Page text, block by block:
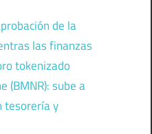
de la
las finanzas
tokenizado
(BMNR): sube a
tesorería y